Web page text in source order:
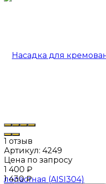
1 отзыв
Артикул: 4249
Цена по запросу
1 400 ₽
1 430₽